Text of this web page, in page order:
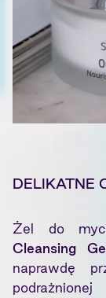
DELIKATNE
Żel do
Cleansing
naprawdę